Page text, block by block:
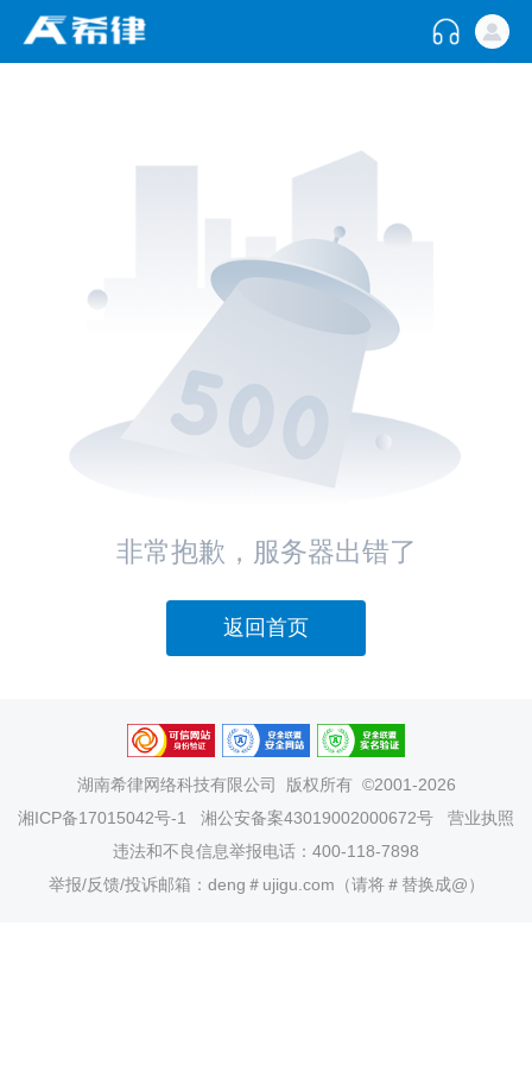
非常抱歉，服务器出错了
返回首页
湖南希律网络科技有限公司
版权所有 ©2001-2026
湘ICP备17015042号-1
湘公安备案43019002000672号
营业执照
违法和不良信息举报电话：400-118-7898
举报/反馈/投诉邮箱：deng＃ujigu.com（请将＃替换成@）